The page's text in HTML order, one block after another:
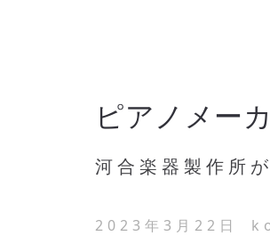
ピアノメー
河合楽器製作所
2023年3月22日